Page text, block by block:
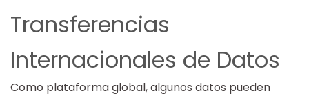
Transferencias
Internacionales de Datos
Como plataforma global, algunos datos pueden